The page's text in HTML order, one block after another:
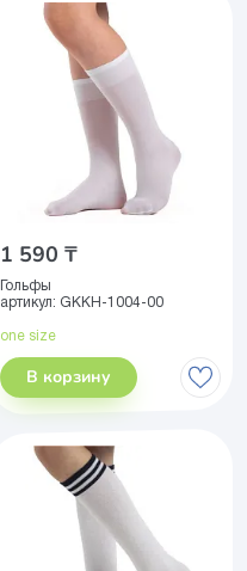
1 590 ₸
Гольфы
артикул: GKKH-1004-00
one size
В корзину